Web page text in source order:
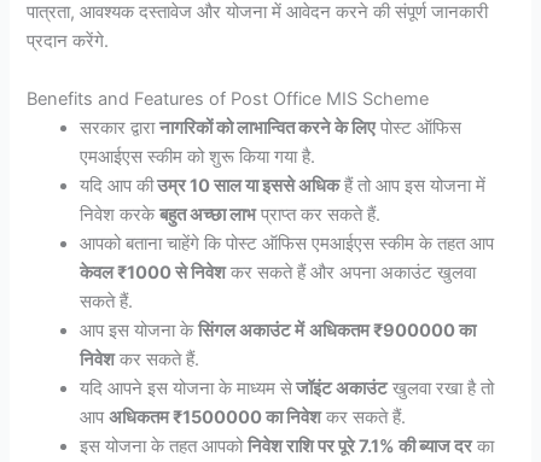
पात्रता, आवश्यक दस्तावेज और योजना में आवेदन करने की संपूर्ण जानकारी
प्रदान करेंगे.
Benefits and Features of Post Office MIS Scheme
सरकार द्वारानागरिकों को लाभान्वित करने के लिएपोस्ट ऑफिस
एमआईएस स्कीम को शुरू किया गया है.
यदि आप कीउम्र 10 साल या इससे अधिकहैं तो आप इस योजना में
निवेश करकेबहुत अच्छा लाभप्राप्त कर सकते हैं.
आपको बताना चाहेंगे कि पोस्ट ऑफिस एमआईएस स्कीम के तहत आप
केवल ₹1000 से निवेशकर सकते हैं और अपना अकाउंट खुलवा
सकते हैं.
आप इस योजना केसिंगल अकाउंट में अधिकतम ₹900000 का
निवेशकर सकते हैं.
यदि आपने इस योजना के माध्यम सेजॉइंट अकाउंटखुलवा रखा है तो
आपअधिकतम ₹1500000 का निवेशकर सकते हैं.
इस योजना के तहत आपकोनिवेश राशि पर पूरे 7.1% की ब्याज दरका